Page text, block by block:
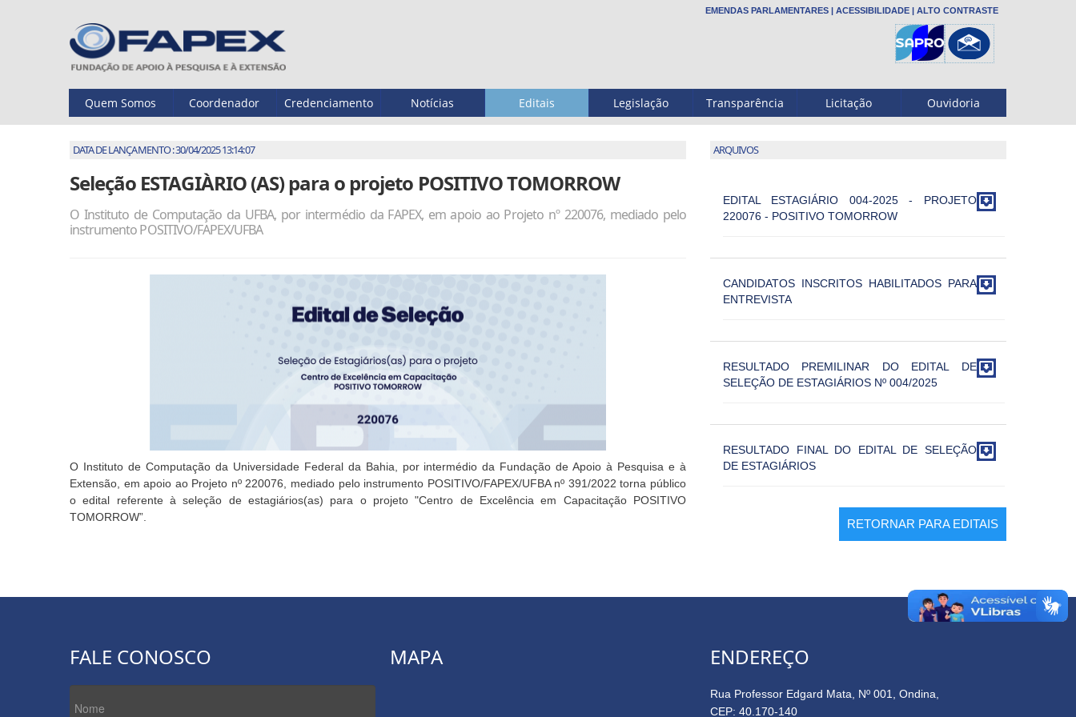
EMENDAS PARLAMENTARES | ACESSIBILIDADE | ALTO CONTRASTE
Quem Somos Coordenador Credenciamento Notícias Editais Legislação Transparência Licitação Ouvidoria
DATA DE LANÇAMENTO : 30/04/2025 13:14:07
Seleção ESTAGIÀRIO (AS) para o projeto POSITIVO TOMORROW
O Instituto de Computação da UFBA, por intermédio da FAPEX, em apoio ao Projeto nº 220076, mediado pelo
instrumento POSITIVO/FAPEX/UFBA
O Instituto de Computação da Universidade Federal da Bahia, por intermédio da Fundação de Apoio à Pesquisa e à
Extensão, em apoio ao Projeto nº 220076, mediado pelo instrumento POSITIVO/FAPEX/UFBA nº 391/2022 torna público
o edital referente à seleção de estagiários(as) para o projeto "Centro de Excelência em Capacitação POSITIVO
TOMORROW”.
ARQUIVOS
EDITAL ESTAGIÁRIO 004-2025 - PROJETO
220076 - POSITIVO TOMORROW

CANDIDATOS INSCRITOS HABILITADOS PARA
ENTREVISTA

RESULTADO PREMILINAR DO EDITAL DE
SELEÇÃO DE ESTAGIÁRIOS Nº 004/2025

RESULTADO FINAL DO EDITAL DE SELEÇÃO
DE ESTAGIÁRIOS

RETORNAR PARA EDITAIS
FALE CONOSCO MAPA ENDEREÇO
Rua Professor Edgard Mata, Nº 001, Ondina,
CEP: 40.170-140